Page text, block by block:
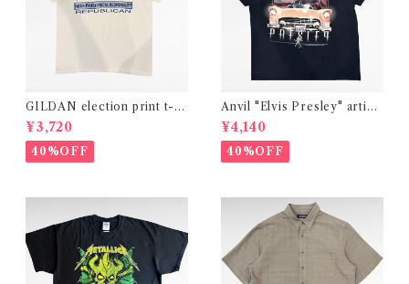
GILDAN election print t-sh
irt
¥3,720
40%OFF
Anvil "Elvis Presley" artist
print t-shirt
¥4,140
40%OFF